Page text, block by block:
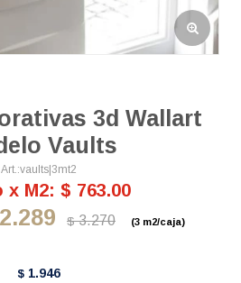
3d Wallart
Vaults
vaults|3mt2
x M2: $ 763.00
2.289 $ 3.270 (3 m2/caja)
$ 1.946